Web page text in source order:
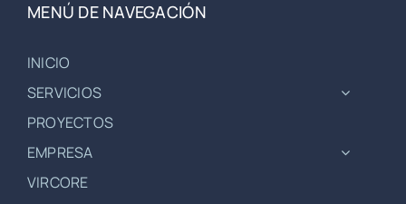
MENÚ DE NAVEGACIÓN
INICIO
SERVICIOS
PROYECTOS
EMPRESA
VIRCORE